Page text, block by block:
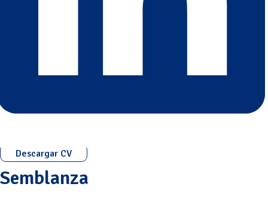
Descargar CV
Semblanza